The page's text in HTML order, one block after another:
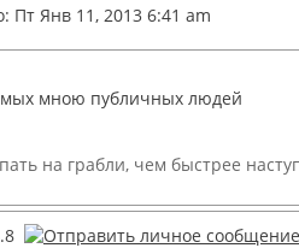
Пт Янв 11, 2013 6:41 am
мною публичных людей
на грабли, чем быстрее